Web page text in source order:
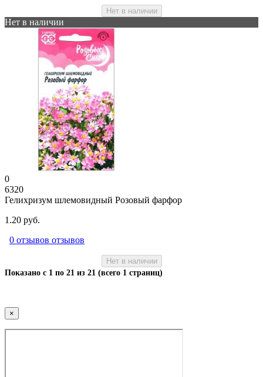
Нет в наличии
Нет в наличии
0
6320
Гелихризум шлемовидный Розовый фарфор
1.20 руб.
0 отзывов отзывов
Нет в наличии
Показано с 1 по 21 из 21 (всего 1 страниц)
×